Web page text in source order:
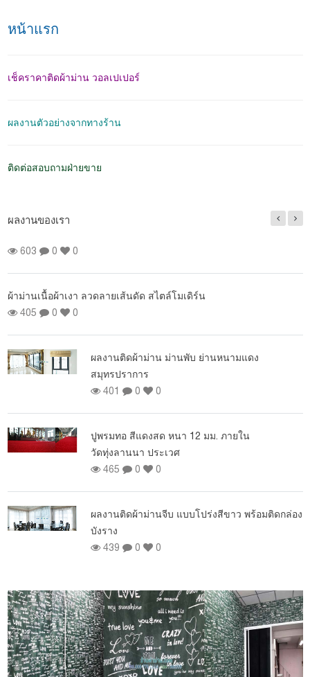
หน้าแรก
เช็คราคาติดผ้าม่าน วอลเปเปอร์
ผลงานตัวอย่างจากทางร้าน
ติดต่อสอบถามฝ่ายขาย
ผลงานของเรา
603 0 0
ผ้าม่านเนื้อผ้าเงา ลวดลายเส้นดัด สไตล์โมเดิร์น
405
0 0
ผลงานติดผ้าม่าน ม่านพับ ย่านหนามแดง
สมุทรปราการ
401
0 0
ปูพรมทอ สีแดงสด หนา 12 มม. ภายใน
วัดทุ่งลานนา ประเวศ
465
0 0
ผลงานติดผ้าม่านจีบ แบบโปร่งสีขาว พร้อมติดกล่อง
บังราง
439
0 0